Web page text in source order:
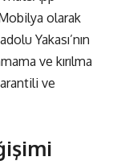
olarak
Yakası’nın
ve kırılma
ve